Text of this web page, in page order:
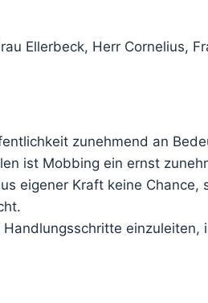
Ellerbeck, Herr Cornelius,
zunehmend an
ist Mobbing ein ernst
eigener Kraft keine